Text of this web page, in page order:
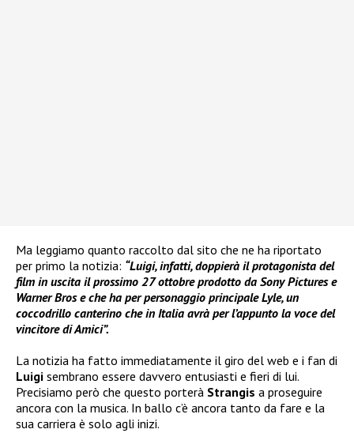
Ma leggiamo quanto raccolto dal sito che ne ha riportato
per primo la notizia: “Luigi, infatti, doppierà il protagonista del
film in uscita il prossimo 27 ottobre prodotto da Sony Pictures e
Warner Bros e che ha per personaggio principale Lyle, un
coccodrillo canterino che in Italia avrà per l’appunto la voce del
vincitore di Amici”.
La notizia ha fatto immediatamente il giro del web e i fan di
Luigi sembrano essere davvero entusiasti e fieri di lui.
Precisiamo però che questo porterà Strangis a proseguire
ancora con la musica. In ballo c’è ancora tanto da fare e la
sua carriera è solo agli inizi.